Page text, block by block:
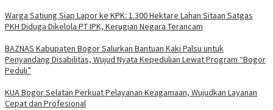
Warga Satiung Siap Lapor ke KPK: 1.300 Hektare Lahan Sitaan Satgas
PKH Diduga Dikelola PT IPK, Kerugian Negara Terancam
BAZNAS Kabupaten Bogor Salurkan Bantuan Kaki Palsu untuk
Penyandang Disabilitas, Wujud Nyata Kepedulian Lewat Program “Bogor
Peduli”
KUA Bogor Selatan Perkuat Pelayanan Keagamaan, Wujudkan Layanan
Cepat dan Profesional